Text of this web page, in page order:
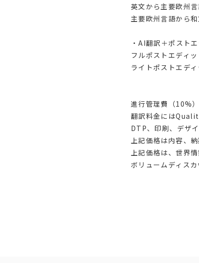
英文から主要欧州
主要欧州言語から
・AI翻訳＋ポスト
フルポストエディ
ライトポストエデ
進行管理費（10%
翻訳料金には
DTP、印刷、デザ
上記価格は内容、
上記価格は、世界
ボリュームディス